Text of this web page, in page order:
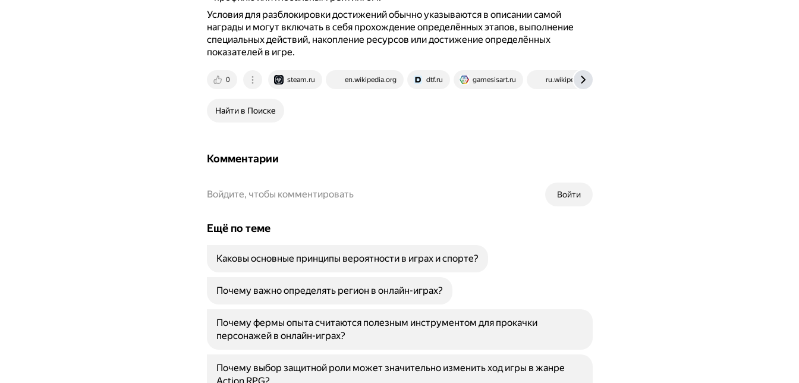
Условия для разблокировки достижений обычно указываются в описании самой
награды и могут включать в себя прохождение определённых этапов, выполнение
специальных действий, накопление ресурсов или достижение определённых
показателей в игре.
0 steam.ru en.wikipedia.org dtf.ru gamesisart.ru ru.wikipedia.org
Найти в Поиске
Комментарии
Войти
Войдите, чтобы комментировать
Ещё по теме
Каковы основные принципы вероятности в играх и спорте?
Почему важно определять регион в онлайн-играх?
Почему фермы опыта считаются полезным инструментом для прокачки
персонажей в онлайн-играх?
Почему выбор защитной роли может значительно изменить ход игры в жанре